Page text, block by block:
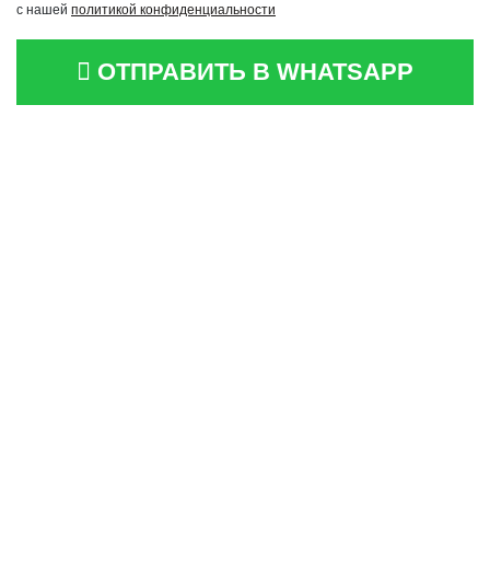
с нашей политикой конфиденциальности
ОТПРАВИТЬ В WHATSAPP